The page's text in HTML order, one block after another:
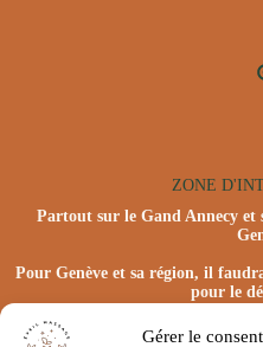
Gérer le
ZONE
Partout sur le Gand Annecy
Pour Genève et sa région, il
pour le